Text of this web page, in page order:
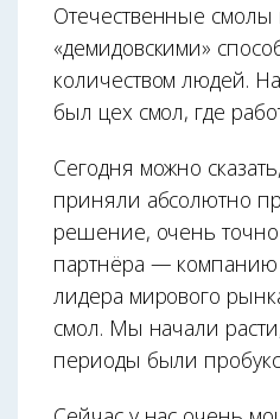
Отечественные смолы
«демидовскими»
количеством людей.
был цех смол, где
Сегодня можно
приняли абсолютно
решение, очень
партнёра — компанию
лидера мирового
смол. Мы начали
периоды были